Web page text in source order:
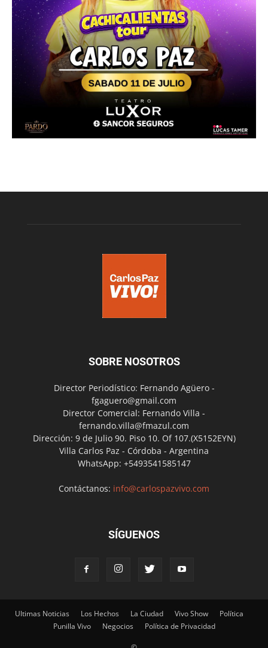
SOBRE NOSOTROS
Director Periodístico: Fernando Agüero -
fgaguero@gmail.com
Director Comercial: Fernando Villa -
fernando.villa@fmazul.com
Dirección: 9 de Julio 90. Piso 10. Of 107.(X5152EYN)
Villa Carlos Paz - Córdoba - Argentina
WhatsApp: +5493541585147
Contáctanos: info@carlospazvivo.com
SÍGUENOS
Ultimas Noticias Los Hechos La Ciudad Vivo Show
Política
Punilla Vivo
Negocios Política de Privacidad